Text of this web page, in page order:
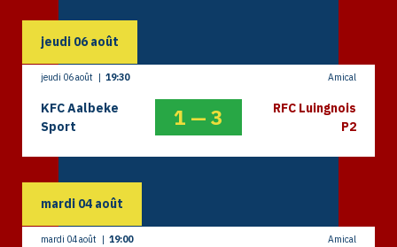
jeudi 06 août
jeudi 06 août | 19:30 Amical
KFC Aalbeke
Sport
1 — 3
RFC Luingnois
P2
mardi 04 août
mardi 04 août | 19:00 Amical